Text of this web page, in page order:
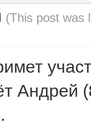
(This post was
Андрей